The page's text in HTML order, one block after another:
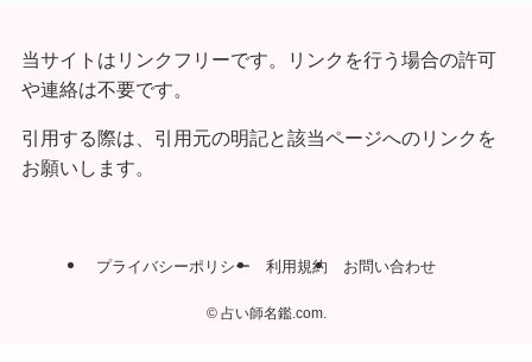
当サイトはリンクフリーです。リンクを行う場合の許可
や連絡は不要です。
引用する際は、引用元の明記と該当ページへのリンクを
お願いします。
プライバシーポリシー 利用規約 お問い合わせ
©占い師名鑑.com.